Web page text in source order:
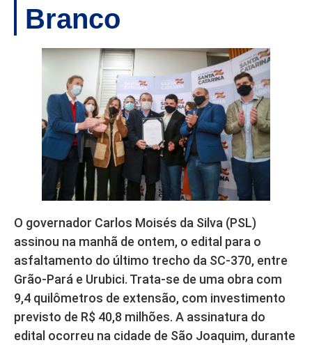
Branco
O governador Carlos Moisés da Silva (PSL)
assinou na manhã de ontem, o edital para o
asfaltamento do último trecho da SC-370, entre
Grão-Pará e Urubici. Trata-se de uma obra com
9,4 quilômetros de extensão, com investimento
previsto de R$ 40,8 milhões. A assinatura do
edital ocorreu na cidade de São Joaquim, durante